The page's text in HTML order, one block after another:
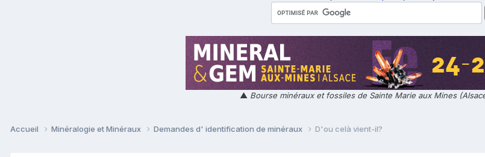
▲ Bourse minéraux et fossiles de Sainte Marie aux Mines
Accueil Minéralogie et Minéraux Demandes d' identification de minéraux D'ou celà vient-il?